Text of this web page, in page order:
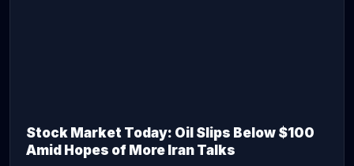
Stock Market Today: Oil Slips Below $100
Amid Hopes of More Iran Talks